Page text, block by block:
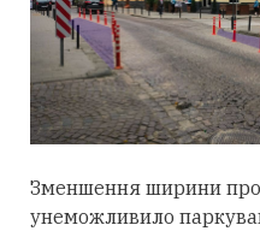
Зменшення ширини
унеможливило